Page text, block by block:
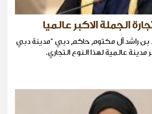
الجملة الاكبر عالميا
بن راشد آل مكتوم حاكم دبي "مدينة دبي
مدينة عالمية لهذا النوع التجاري.